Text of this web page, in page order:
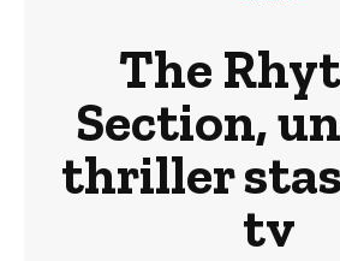
The
Section,
thriller
tv